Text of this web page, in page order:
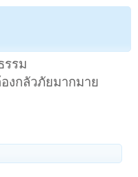
รรม
งกลัวภัยมากมาย